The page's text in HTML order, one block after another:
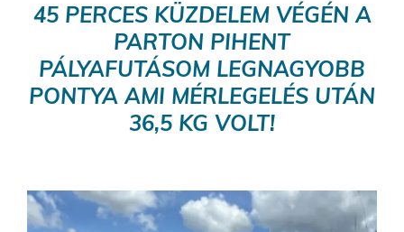
45 PERCES KÜZDELEM VÉGÉN A
PARTON PIHENT
PÁLYAFUTÁSOM LEGNAGYOBB
PONTYA AMI MÉRLEGELÉS UTÁN
36,5 KG VOLT!